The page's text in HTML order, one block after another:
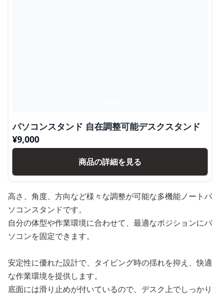
パソコンスタンド 自在調整可能デスクスタンド
¥9,000
商品の詳細を見る
高さ、角度、方向など様々な調整が可能な多機能ノートパ
ソコンスタンドです。
自分の体型や作業環境に合わせて、最適なポジションにパ
ソコンを固定できます。
安定性に優れた設計で、タイピング時の揺れを抑え、快適
な作業環境を提供します。
底面には滑り止めが付いているので、デスク上でしっかり